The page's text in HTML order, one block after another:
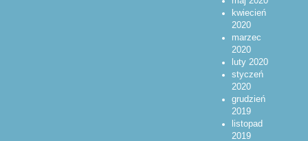
kwiecień
2020
marzec
2020
luty 2020
styczeń
2020
grudzień
2019
listopad
2019